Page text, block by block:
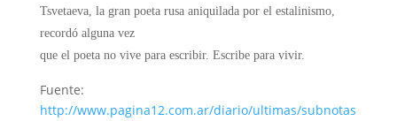
Tsvetaeva, la gran poeta rusa aniquilada por el estalinismo,
recordó alguna vez
que el poeta no vive para escribir. Escribe para vivir.
Fuente:
http://www.pagina12.com.ar/diario/ultimas/subnotas